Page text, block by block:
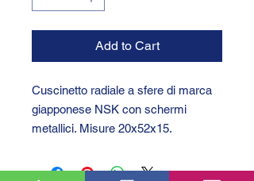
Add to Cart
Cuscinetto radiale a sfere di marca
giapponese NSK con schermi
metallici. Misure 20x52x15.